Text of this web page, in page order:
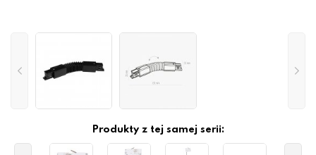
Produkty z tej samej serii: